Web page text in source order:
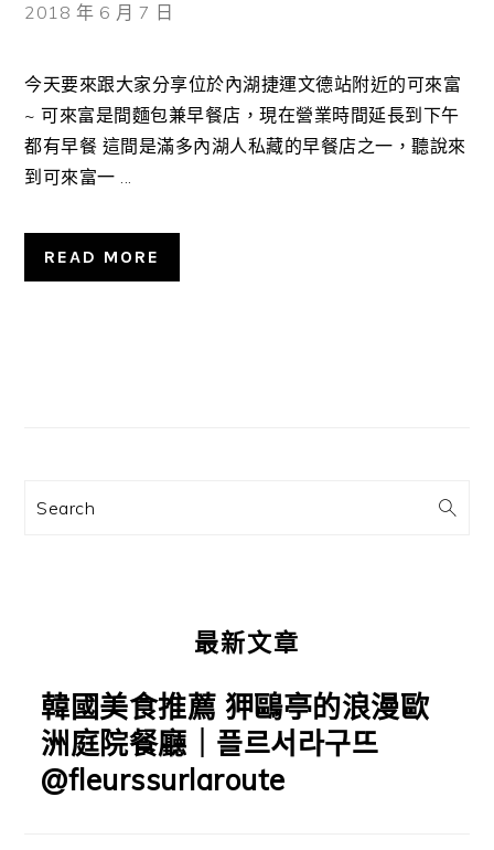
2018 年 6 月 7 日
今天要來跟大家分享位於內湖捷運文德站附近的可來富
~ 可來富是間麵包兼早餐店，現在營業時間延長到下午
都有早餐 這間是滿多內湖人私藏的早餐店之一，聽說來
到可來富一 ...
READ MORE
訊
Search
最新文章
韓國美食推薦 狎鷗亭的浪漫歐
洲庭院餐廳｜플르서라구뜨
@fleurssurlaroute